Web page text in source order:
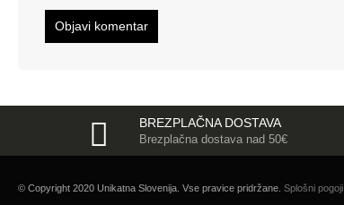
BREZPLAČNA DOSTAVA
Brezplačna dostava nad 50€
© Copyright 2020 Unikatna Slovenija. Vse pravice pridržane. Splošni pogoji